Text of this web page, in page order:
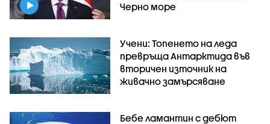
Черно море
Учени: Топенето на леда
превръща Антарктида във
вторичен източник на
живачно замърсяване
Бебе ламантин с дебют